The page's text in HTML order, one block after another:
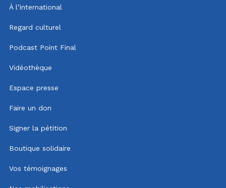
À l’international
Regard culturel
Podcast Point Final
Vidéothèque
Espace presse
Faire un don
Signer la pétition
Boutique solidaire
Vos témoignages